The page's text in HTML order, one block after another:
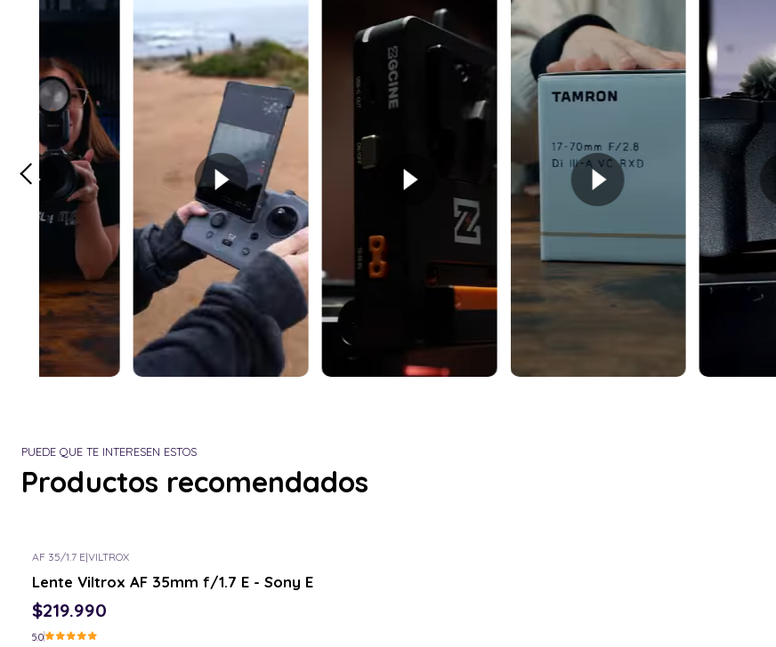
PUEDE QUE TE INTERESEN ESTOS
Productos recomendados
AF 35/1.7 E|VILTROX
Lente Viltrox AF 35mm f/1.7 E - Sony E
$219.990
5.0